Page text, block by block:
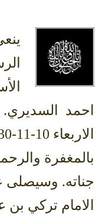
احمد السديري.
بالمغفرة
جناته. وسيصلى
الامام تركي بن